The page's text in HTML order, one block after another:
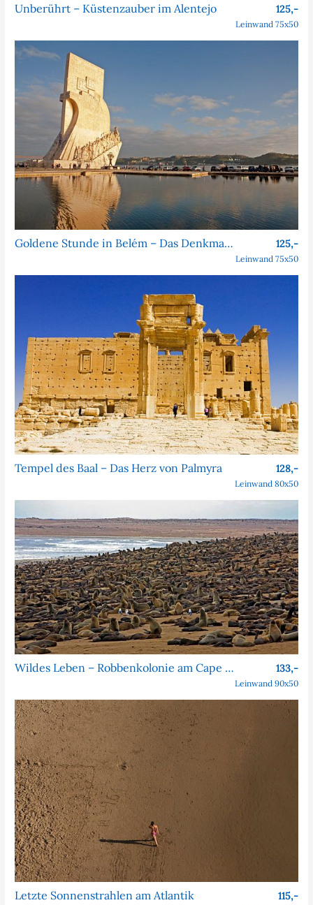
Unberührt – Küstenzauber im Alentejo 125,-
Leinwand 75x50
Goldene Stunde in Belém – Das Denkmal der Entdeckungen 125,-
Leinwand 75x50
Tempel des Baal – Das Herz von Palmyra 128,-
Leinwand 80x50
Wildes Leben – Robbenkolonie am Cape Cross 133,-
Leinwand 90x50
Letzte Sonnenstrahlen am Atlantik 115,-